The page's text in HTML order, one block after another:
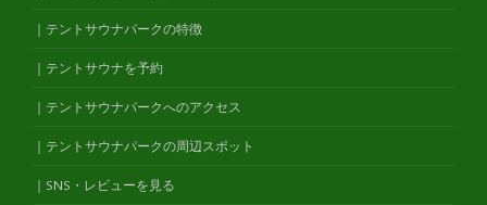
｜テントサウナパークの特徴
｜テントサウナを予約
｜テントサウナパークへのアクセス
｜テントサウナパークの周辺スポット
｜SNS・レビューを見る